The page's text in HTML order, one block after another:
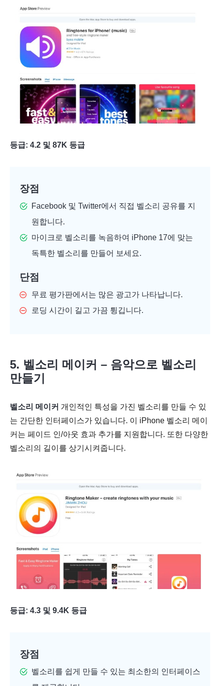
등급: 4.2 및 87K 등급
장점
Facebook 및 Twitter에서 직접 벨소리 공유를 지
원합니다.
마이크로 벨소리를 녹음하여 iPhone 17에 맞는
독특한 벨소리를 만들어 보세요.
단점
무료 평가판에서는 많은 광고가 나타납니다.
로딩 시간이 길고 가끔 튕깁니다.
5. 벨소리 메이커 – 음악으로 벨소리
만들기
벨소리 메이커 개인적인 특성을 가진 벨소리를 만들 수 있
는 간단한 인터페이스가 있습니다. 이 iPhone 벨소리 메이
커는 페이드 인/아웃 효과 추가를 지원합니다. 또한 다양한
벨소리의 길이를 상기시켜줍니다.
등급: 4.3 및 9.4K 등급
장점
벨소리를 쉽게 만들 수 있는 최소한의 인터페이스